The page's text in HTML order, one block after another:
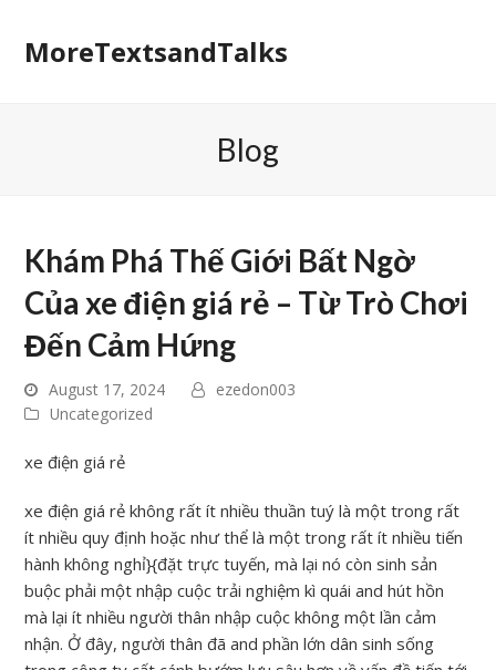
MoreTextsandTalks
Blog
Khám Phá Thế Giới Bất Ngờ
Của xe điện giá rẻ – Từ Trò Chơi
Đến Cảm Hứng
August 17, 2024
ezedon003
Uncategorized
xe điện giá rẻ
xe điện giá rẻ không rất ít nhiều thuần tuý là một trong rất
ít nhiều quy định hoặc như thể là một trong rất ít nhiều tiến
hành không nghỉ}{đặt trực tuyến, mà lại nó còn sinh sản
buộc phải một nhập cuộc trải nghiệm kì quái and hút hồn
mà lại ít nhiều người thân nhập cuộc không một lần cảm
nhận. Ở đây, người thân đã and phần lớn dân sinh sống